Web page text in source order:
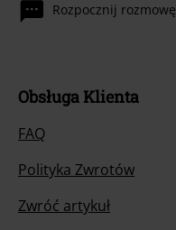
Rozpocznij rozmowę
Obsługa Klienta
FAQ
Polityka Zwrotów
Zwróć artykuł